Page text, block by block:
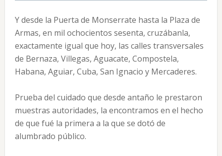
Y desde la Puerta de Monserrate hasta la Plaza de
Armas, en mil ochocientos sesenta, cruzábanla,
exactamente igual que hoy, las calles transversales
de Bernaza, Villegas, Aguacate, Compostela,
Habana, Aguiar, Cuba, San Ignacio y Mercaderes.
Prueba del cuidado que desde antaño le prestaron
muestras autoridades, la encontramos en el hecho
de que fué la primera a la que se dotó de
alumbrado público.